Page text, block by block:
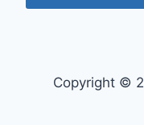
Copyright ©